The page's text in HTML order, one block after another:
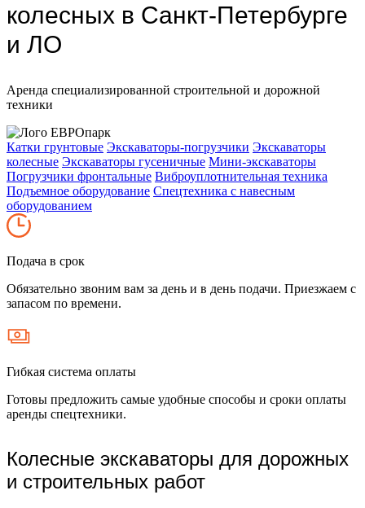
колесных в Санкт-Петербурге
и ЛО
Аренда специализированной строительной и дорожной
техники
Катки грунтовые Экскаваторы-погрузчики Экскаваторы
колесные Экскаваторы гусеничные Мини-экскаваторы
Погрузчики фронтальные Виброуплотнительная техника
Подъемное оборудование Спецтехника с навесным
оборудованием
Подача в срок
Обязательно звоним вам за день и в день подачи. Приезжаем с
запасом по времени.
Гибкая система оплаты
Готовы предложить самые удобные способы и сроки оплаты
аренды спецтехники.
Колесные экскаваторы для дорожных
и строительных работ